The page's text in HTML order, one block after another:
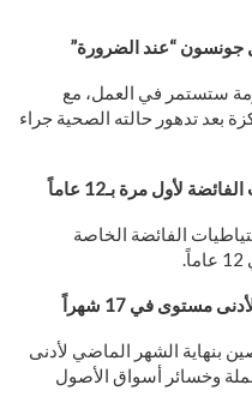
جونسون “عند الضرورة”
ستستمر في العمل، مع
بعد تدهور حالته الصحية جراء
لأول مرة بـ12 عاماً
الفائضة الخاصة
مستوى في 17 شهراً
بنهاية الشهر الماضي لأدنى
العملة وخسائر أسواق الأصول